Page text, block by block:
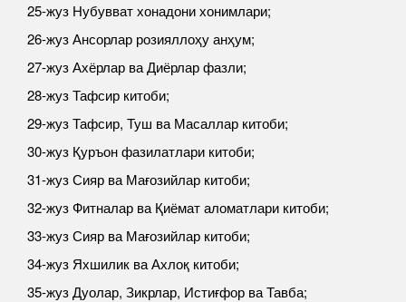
25-жуз Нубувват хонадони хонимлари;
26-жуз Ансорлар розияллоҳу анҳум;
27-жуз Ахёрлар ва Диёрлар фазли;
28-жуз Тафсир китоби;
29-жуз Тафсир, Туш ва Масаллар китоби;
30-жуз Қуръон фазилатлари китоби;
31-жуз Сияр ва Мағозийлар китоби;
32-жуз Фитналар ва Қиёмат аломатлари китоби;
33-жуз Сияр ва Мағозийлар китоби;
34-жуз Яхшилик ва Ахлоқ китоби;
35-жуз Дуолар, Зикрлар, Истиғфор ва Тавба;